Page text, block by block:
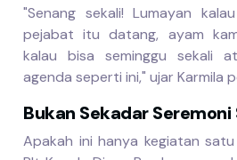
"Senang sekali! Lumayan
pejabat itu datang, ayam
kalau bisa seminggu sekali
agenda seperti ini," ujar Karmila
Bukan Sekadar Seremoni
Apakah ini hanya kegiatan